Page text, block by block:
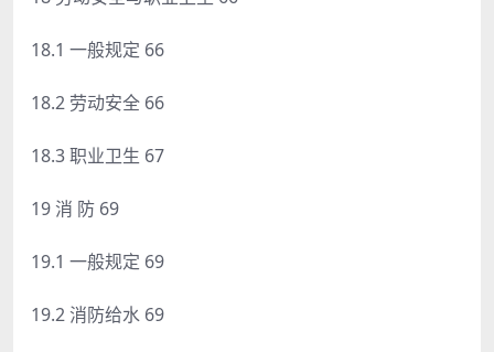
18.1 一般规定 66
18.2 劳动安全 66
18.3 职业卫生 67
19 消 防 69
19.1 一般规定 69
19.2 消防给水 69